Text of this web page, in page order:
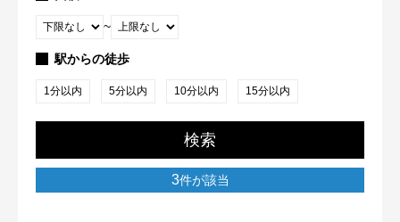
~
駅からの徒歩
1分以内 5分以内 10分以内 15分以内
検索
3件が該当